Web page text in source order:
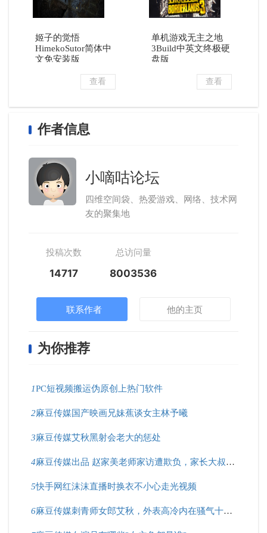
姬子的觉悟
HimekoSutor简体中
文免安装版
查看
单机游戏无主之地
3Build中英文终极硬
盘版
查看
作者信息
小嘀咕论坛
四维空间袋、热爱游戏、网络、技术网
友的聚集地
投稿次数 总访问量
14717 8003536
联系作者 他的主页
为你推荐
1PC短视频搬运伪原创上热门软件
2麻豆传媒国产映画兄妹蕉谈女主林予曦
3麻豆传媒艾秋黑射会老大的惩处
4麻豆传媒出品 赵家美老师家访遭欺负，家长大叔好凶猛！
5快手网红沫沫直播时换衣不小心走光视频
6麻豆传媒刺青师女郎艾秋，外表高冷内在骚气十足？